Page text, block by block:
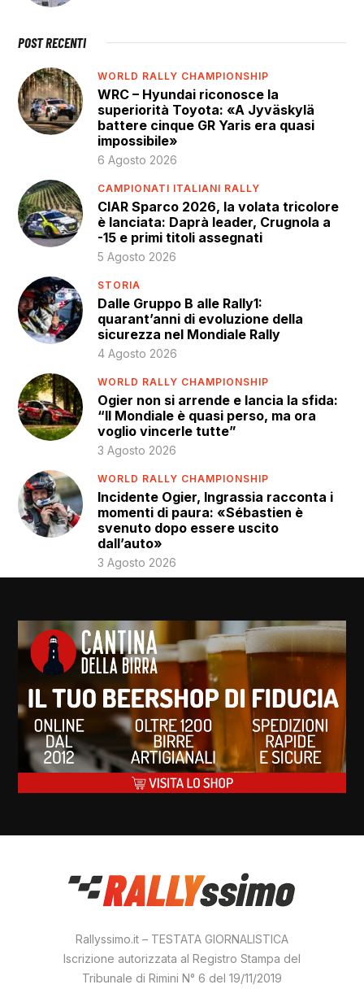
POST RECENTI
WORLD RALLY CHAMPIONSHIP
WRC – Hyundai riconosce la
superiorità Toyota: «A Jyväskylä
battere cinque GR Yaris era quasi
impossibile»
6 Agosto 2026
CAMPIONATI ITALIANI RALLY
CIAR Sparco 2026, la volata tricolore
è lanciata: Daprà leader, Crugnola a
-15 e primi titoli assegnati
5 Agosto 2026
STORIA
Dalle Gruppo B alle Rally1:
quarant’anni di evoluzione della
sicurezza nel Mondiale Rally
4 Agosto 2026
WORLD RALLY CHAMPIONSHIP
Ogier non si arrende e lancia la sfida:
“Il Mondiale è quasi perso, ma ora
voglio vincerle tutte”
3 Agosto 2026
WORLD RALLY CHAMPIONSHIP
Incidente Ogier, Ingrassia racconta i
momenti di paura: «Sébastien è
svenuto dopo essere uscito
dall’auto»
3 Agosto 2026
Rallyssimo.it – TESTATA GIORNALISTICA
Iscrizione autorizzata al Registro Stampa del
Tribunale di Rimini N° 6 del 19/11/2019